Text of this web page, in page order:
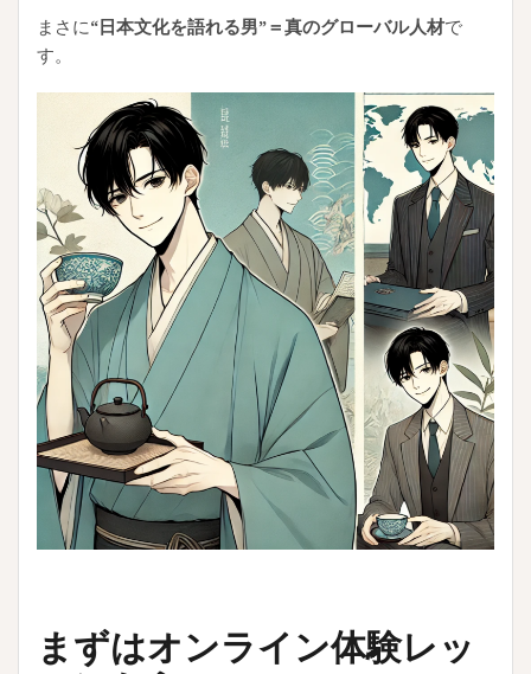
まさに“日本文化を語れる男”＝真のグローバル人材で
す。
まずはオンライン体験レッ